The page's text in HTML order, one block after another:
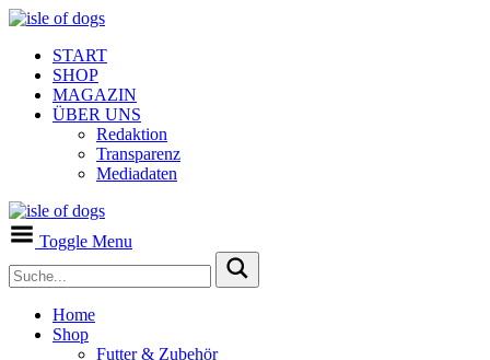
START
SHOP
MAGAZIN
ÜBER UNS
Redaktion
Transparenz
Mediadaten
Toggle Menu
Home
Shop
Futter & Zubehör